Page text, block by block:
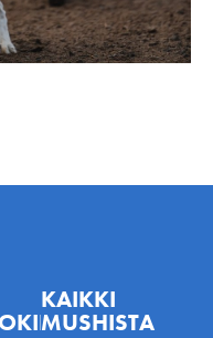
KAIKKI
MUSHISTA